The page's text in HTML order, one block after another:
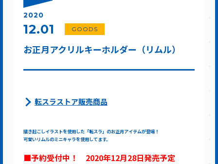
お正月アクリルキーホルダー（リムル）
GOODS
2020
12.01
転スラストア販売商品
描き起こしイラストを使用した「転スラ」のお正月アイテムが登場！
可愛いリムルのミニキャラを使用してます。
■予約受付中！ 2020年12月28日発売予定